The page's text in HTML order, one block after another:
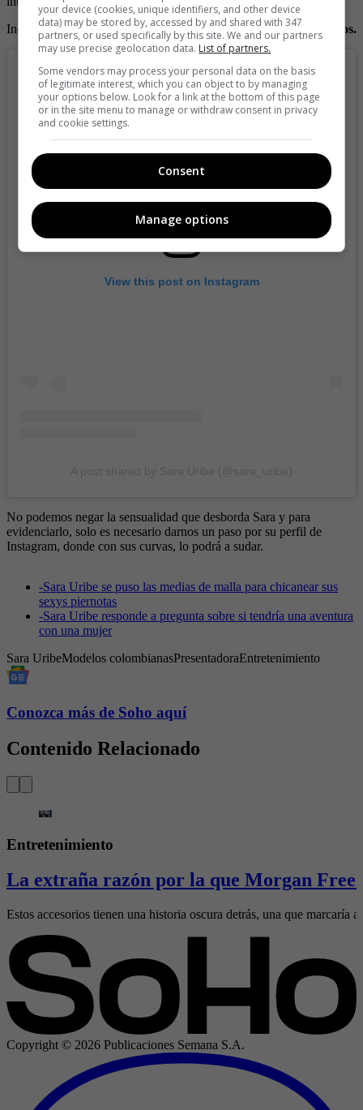
Incluso,la vez que personificó a la Barbie, cautivando a muchos.
View this post on Instagram
No podemos negar la sensualidad que desborda Sara y para
evidenciarlo, solo es necesario darnos un paso por su perfil de
Instagram, donde con sus curvas, lo podrá a sudar.
-Sara Uribe se puso las medias de malla para chicanear sus
sexys piernotas
-Sara Uribe responde a pregunta sobre si tendría una aventura
con una mujer
Sara UribeModelos colombianasPresentadoraEntretenimiento
Conozca más de Soho aquí
Contenido Relacionado
Entretenimiento
La extraña razón por la que Morgan
Estos accesorios tienen una historia oscura detrás, una que marcaría
Copyright © 2026 Publicaciones Semana S.A.
your device (cookies, unique identifiers, and other device
data) may be stored by, accessed by and shared with 347
partners, or used specifically by this site. We and our partners
may use precise geolocation data. List of partners.
Some vendors may process your personal data on the basis
of legitimate interest, which you can object to by managing
your options below. Look for a link at the bottom of this page
or in the site menu to manage or withdraw consent in privacy
and cookie settings.
Consent
Manage options